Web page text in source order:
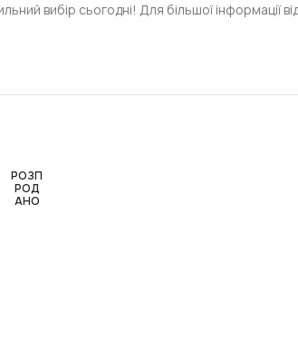
вибір сьогодні! Для більшої інформації
РОЗП
РОД
АНО